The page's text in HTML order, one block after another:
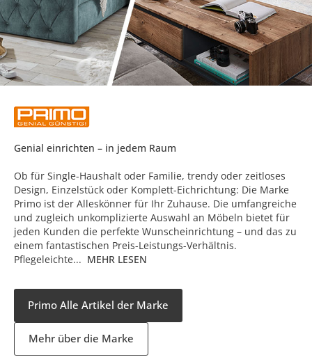
Genial einrichten – in jedem Raum
Ob für Single-Haushalt oder Familie, trendy oder zeitloses
Design, Einzelstück oder Komplett-Eichrichtung: Die Marke
Primo ist der Alleskönner für Ihr Zuhause. Die umfangreiche
und zugleich unkomplizierte Auswahl an Möbeln bietet für
jeden Kunden die perfekte Wunscheinrichtung – und das zu
einem fantastischen Preis-Leistungs-Verhältnis.
Pflegeleichte... MEHR LESEN
Primo Alle Artikel der Marke
Mehr über die Marke